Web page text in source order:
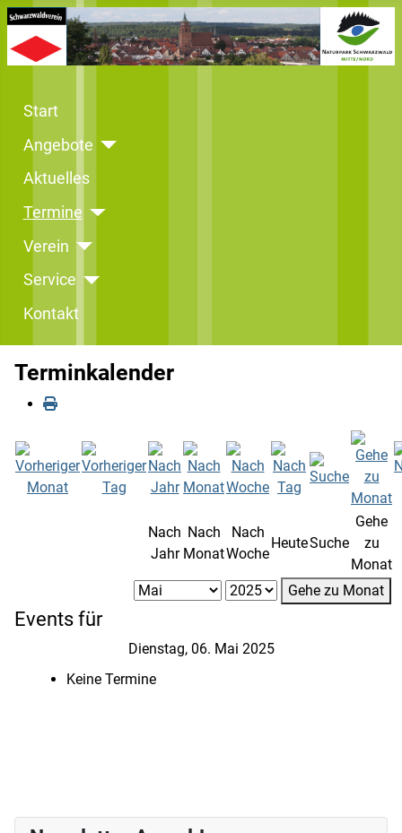
Start
Angebote
Aktuelles
Termine
Verein
Service
Kontakt
Terminkalender
Nach
Jahr
Nach
Monat
Nach
Woche
HeuteSuche
Gehe
zu
Monat
Gehe zu Monat
Events für
Dienstag, 06. Mai 2025
Keine Termine